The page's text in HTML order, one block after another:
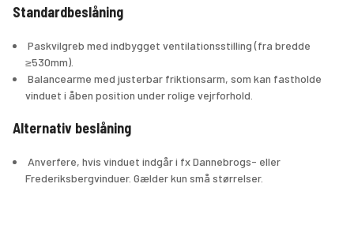
Standardbeslåning
≥530mm).
vinduet i åben position under rolige vejrforhold.
Alternativ beslåning
Frederiksbergvinduer. Gælder kun små størrelser.